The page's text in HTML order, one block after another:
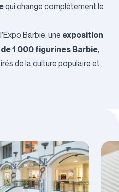
qui change complètement le
Expo Barbie, une exposition
1 000 figurines Barbie,
de la culture populaire et